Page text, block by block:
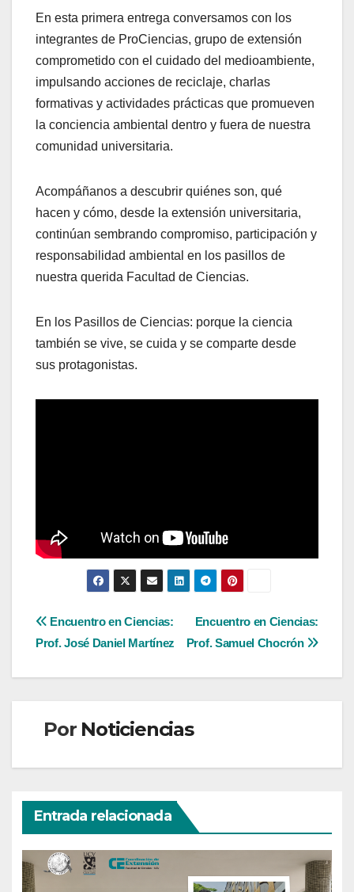
En esta primera entrega conversamos con los
integrantes de ProCiencias, grupo de extensión
comprometido con el cuidado del medioambiente,
impulsando acciones de reciclaje, charlas
formativas y actividades prácticas que promueven
la conciencia ambiental dentro y fuera de nuestra
comunidad universitaria.
Acompáñanos a descubrir quiénes son, qué
hacen y cómo, desde la extensión universitaria,
continúan sembrando compromiso, participación y
responsabilidad ambiental en los pasillos de
nuestra querida Facultad de Ciencias.
En los Pasillos de Ciencias: porque la ciencia
también se vive, se cuida y se comparte desde
sus protagonistas.
Navegación
Encuentro en Ciencias:
Prof. Samuel Chocrón
Encuentro en Ciencias:
Prof. José Daniel Martínez
Por Noticiencias
Entrada relacionada